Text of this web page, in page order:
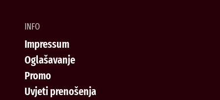
INFO
Impressum
Oglašavanje
Promo
Uvjeti prenošenja